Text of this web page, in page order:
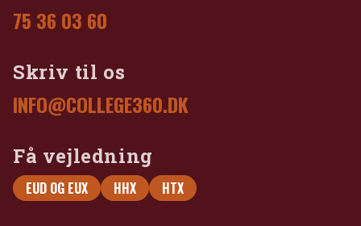
75 36 03 60
Skriv til os
INFO@COLLEGE360.DK
Få vejledning
EUD OG EUX HHX HTX